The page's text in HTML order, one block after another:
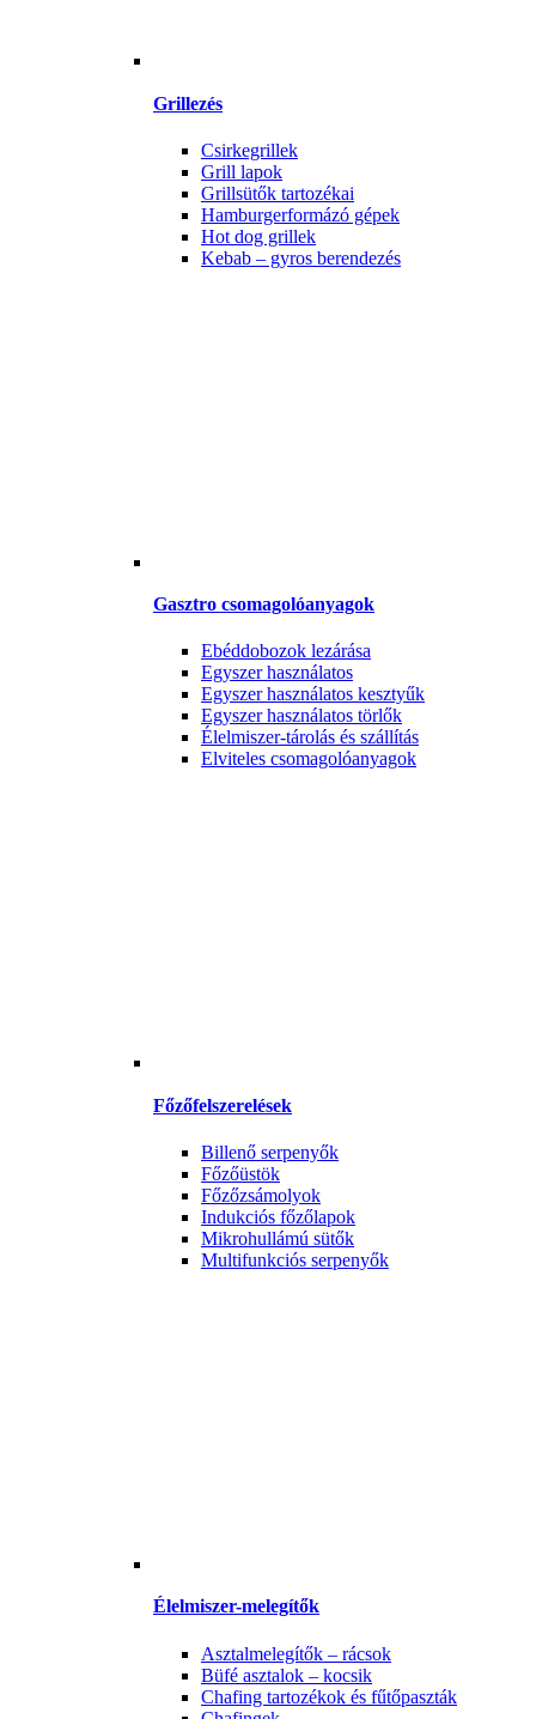
Grillezés
Csirkegrillek
Grill lapok
Grillsütők tartozékai
Hamburgerformázó gépek
Hot dog grillek
Kebab – gyros berendezés
Gasztro csomagolóanyagok
Ebéddobozok lezárása
Egyszer használatos
Egyszer használatos kesztyűk
Egyszer használatos törlők
Élelmiszer-tárolás és szállítás
Elviteles csomagolóanyagok
Főzőfelszerelések
Billenő serpenyők
Főzőüstök
Főzőzsámolyok
Indukciós főzőlapok
Mikrohullámú sütők
Multifunkciós serpenyők
Élelmiszer-melegítők
Asztalmelegítők – rácsok
Büfé asztalok – kocsik
Chafing tartozékok és fűtőpaszták